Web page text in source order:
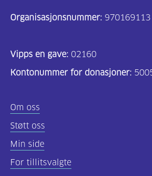
Organisasjonsnummer: 970169113
Vipps en gave: 02160
Kontonummer for donasjoner:
Om oss
Støtt oss
Min side
For tillitsvalgte